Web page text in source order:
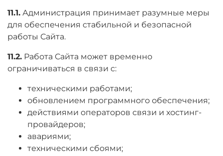
11.1. Администрация принимает разумные меры
для обеспечения стабильной и безопасной
работы Сайта.
11.2. Работа Сайта может временно
ограничиваться в связи с:
техническими работами;
обновлением программного обеспечения;
действиями операторов связи и хостинг-
провайдеров;
авариями;
техническими сбоями;